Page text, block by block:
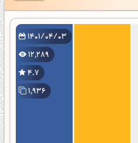
1401/04/03
12,289
4.7
1,936